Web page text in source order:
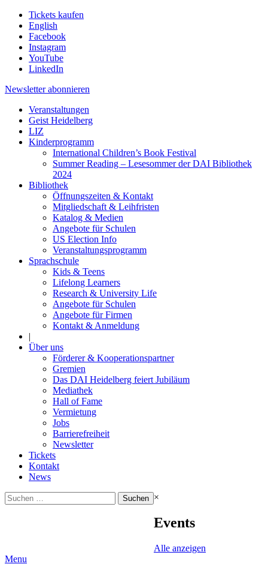
Tickets kaufen
English
Facebook
Instagram
YouTube
LinkedIn
Newsletter abonnieren
Veranstaltungen
Geist Heidelberg
LIZ
Kinderprogramm
International Children’s Book Festival
Summer Reading – Lesesommer der DAI Bibliothek
2024
Bibliothek
Öffnungszeiten & Kontakt
Mitgliedschaft & Leihfristen
Katalog & Medien
Angebote für Schulen
US Election Info
Veranstaltungsprogramm
Sprachschule
Kids & Teens
Lifelong Learners
Research & University Life
Angebote für Schulen
Angebote für Firmen
Kontakt & Anmeldung
|
Über uns
Förderer & Kooperationspartner
Gremien
Das DAI Heidelberg feiert Jubiläum
Mediathek
Hall of Fame
Vermietung
Jobs
Barrierefreiheit
Newsletter
Tickets
Kontakt
News
Suchen
nach:
×
Events
Alle anzeigen
Menu